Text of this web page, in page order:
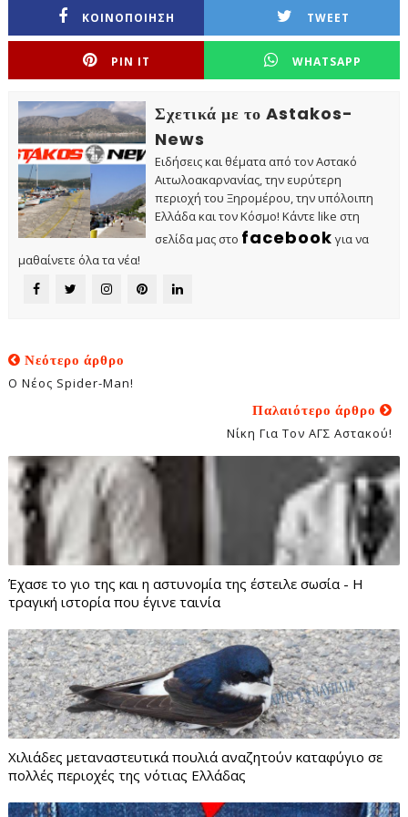
ΚΟΙΝΟΠΟΙΗΣΗ TWEET
PIN IT WHATSAPP
Σχετικά με το Astakos-
News
Ειδήσεις και θέματα από τον Αστακό
Αιτωλοακαρνανίας, την ευρύτερη
περιοχή του Ξηρομέρου, την υπόλοιπη
Ελλάδα και τον Κόσμο! Κάντε like στη
σελίδα μας στο facebook για να
μαθαίνετε όλα τα νέα!
Νεότερο άρθρο
Ο Νέος Spider-Man!
Παλαιότερο άρθρο
Νίκη Για Τον ΑΓΣ Αστακού!
Έχασε το γιο της και η αστυνομία της έστειλε σωσία - Η
τραγική ιστορία που έγινε ταινία
Χιλιάδες μεταναστευτικά πουλιά αναζητούν καταφύγιο σε
πολλές περιοχές της νότιας Ελλάδας